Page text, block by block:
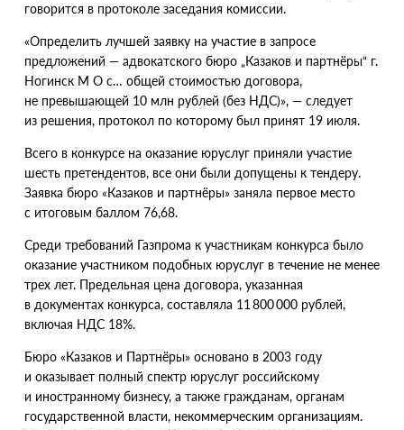
говорится в протоколе заседания комиссии.
«Определить лучшей заявку на участие в запросе
предложений — адвокатского бюро „Казаков и партнёры“ г.
Ногинск М Ос… общей стоимостью договора,
не превышающей 10 млн рублей (без НДС)», — следует
из решения, протокол по которому был принят 19 июля.
Всего в конкурсе на оказание юруслуг приняли участие
шесть претендентов, все они были допущены к тендеру.
Заявка бюро «Казаков и партнёры» заняла первое место
с итоговым баллом 76,68.
Среди требований Газпрома к участникам конкурса было
оказание участником подобных юруслуг в течение не менее
трех лет. Предельная цена договора, указанная
в документах конкурса, составляла 11 800 000 рублей,
включая НДС 18%.
Бюро «Казаков и Партнёры» основано в 2003 году
и оказывает полный спектр юруслуг российскому
и иностранному бизнесу, а также гражданам, органам
государственной власти, некоммерческим организациям.